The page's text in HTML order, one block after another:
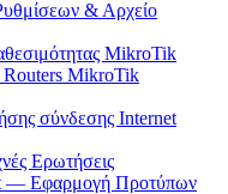
& Αρχείο
MikroTik
MikroTik
σύνδεσης Internet
Ερωτήσεις
— Εφαρμογή Προτύπων